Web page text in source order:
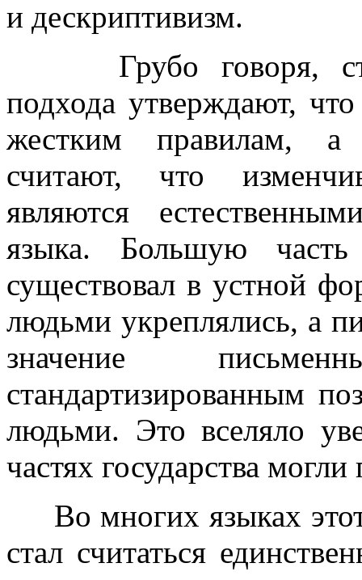
и дескриптивизм.
Грубо говоря,
подхода утверждают,
жестким правилам, а
считают, что
являются
языка. Большую
существовал в устной
людьми укреплялись, а
значение
стандартизированным
людьми. Это вселяло
частях государства
Во многих языках этот
стал считаться